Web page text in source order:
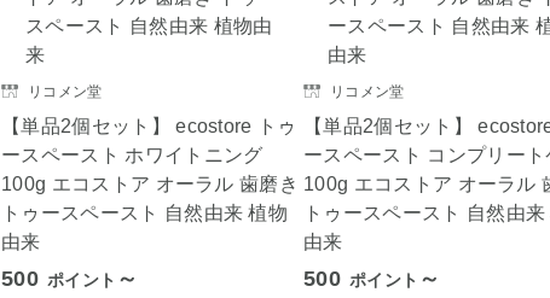
リコメン堂
【単品2個セット】 ecostore トゥ
ースペースト ホワイトニング
100g エコストア オーラル 歯磨き
トゥースペースト 自然由来 植物
由来
500 ポイント ～
リコメン堂
【単品2個セット】
ースペースト コンプリート
100g エコストア オーラル
トゥースペースト 自然由来
由来
500 ポイント ～